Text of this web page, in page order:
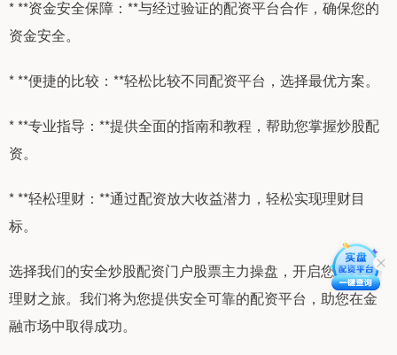
* **资金安全保障：**与经过验证的配资平台合作，确保您的
资金安全。
* **便捷的比较：**轻松比较不同配资平台，选择最优方案。
* **专业指导：**提供全面的指南和教程，帮助您掌握炒股配
资。
* **轻松理财：**通过配资放大收益潜力，轻松实现理财目
标。
选择我们的安全炒股配资门户股票主力操盘，开启您的轻松
理财之旅。我们将为您提供安全可靠的配资平台，助您在金
融市场中取得成功。